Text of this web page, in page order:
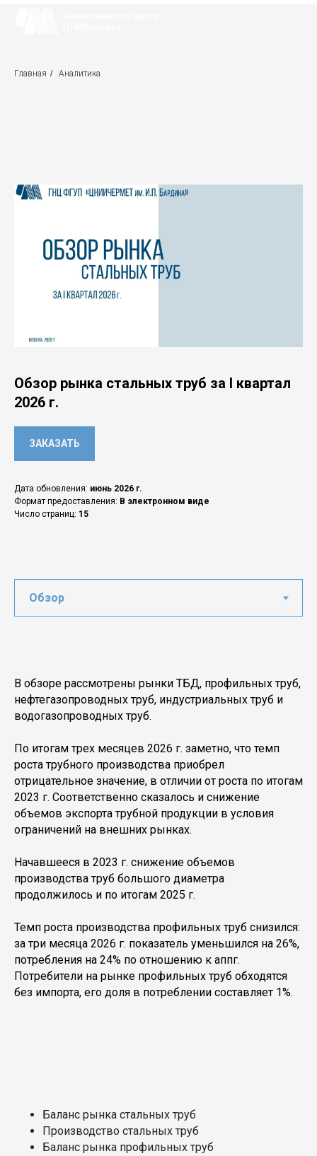
Главная / Аналитика
Обзор рынка стальных труб за I квартал
2026 г.
ЗАКАЗАТЬ
Дата обновления: июнь 2026 г.
Формат предоставления: В электронном виде
Число страниц: 15
В обзоре рассмотрены рынки ТБД, профильных труб,
нефтегазопроводных труб, индустриальных труб и
водогазопроводных труб.
По итогам трех месяцев 2026 г. заметно, что темп
роста трубного производства приобрел
отрицательное значение, в отличии от роста по итогам
2023 г. Соответственно сказалось и снижение
объемов экспорта трубной продукции в условия
ограничений на внешних рынках.
Начавшееся в 2023 г. снижение объемов
производства труб большого диаметра
продолжилось и по итогам 2025 г.
Темп роста производства профильных труб снизился:
за три месяца 2026 г. показатель уменьшился на 26%,
потребления на 24% по отношению к аппг.
Потребители на рынке профильных труб обходятся
без импорта, его доля в потреблении составляет 1%.
Баланс рынка стальных труб
Производство стальных труб
Баланс рынка профильных труб